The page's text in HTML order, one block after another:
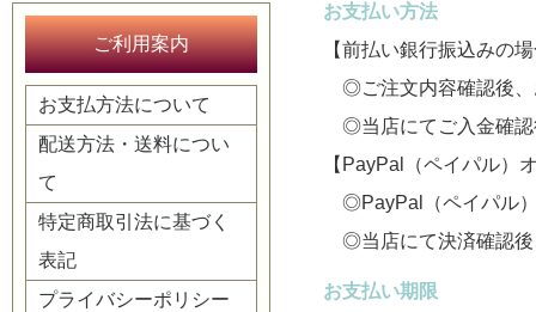
お支払い方法
【前払い銀行振込みの
◎ご注文内容確認後、
◎当店にてご入金確認
【PayPal（ペイパル）
◎PayPal（ペイパル）
◎当店にて決済確認後
お支払い期限
ご利用案内
お支払方法について
配送方法・送料につい
て
特定商取引法に基づく
表記
プライバシーポリシー